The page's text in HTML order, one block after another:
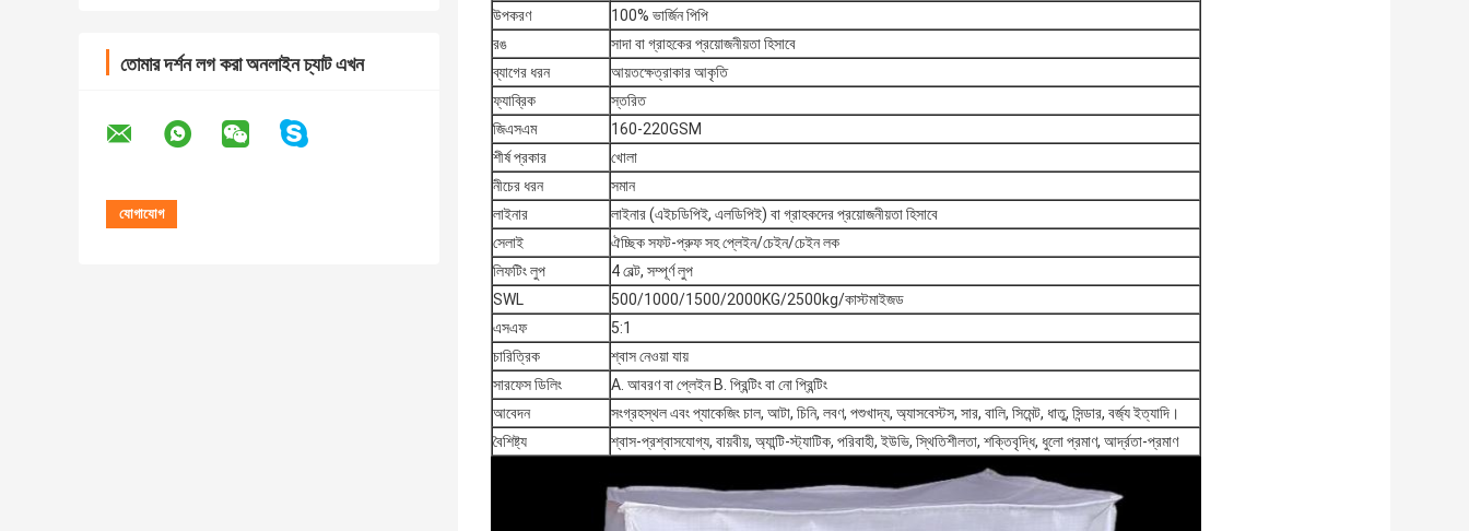
তোমার দর্শন লগ করা অনলাইন চ্যাট এখন
উপকরণ
100% ভার্জিন পিপি
রঙ
সাদা বা গ্রাহকের প্রয়োজনীয়তা হিসাবে
ব্যাগের ধরন
আয়তক্ষেত্রাকার আকৃতি
ফ্যাব্রিক
স্তরিত
জিএসএম
160-220GSM
শীর্ষ প্রকার
খোলা
নীচের ধরন
সমান
লাইনার
লাইনার (এইচডিপিই, এলডিপিই) বা গ্রাহকদের প্রয়োজনীয়তা হিসাবে
সেলাই
ঐচ্ছিক সফট-প্রুফ সহ প্লেইন/চেইন/চেইন লক
লিফটিং লুপ
4 বেল্ট, সম্পূর্ণ লুপ
SWL
500/1000/1500/2000KG/2500kg/কাস্টমাইজড
এসএফ
5:1
চারিত্রিক
শ্বাস নেওয়া যায়
সারফেস ডিলিং
A. আবরণ বা প্লেইন B. প্রিন্টিং বা নো প্রিন্টিং
আবেদন
সংগ্রহস্থল এবং প্যাকেজিং চাল, আটা, চিনি, লবণ, পশুখাদ্য, অ্যাসবেস্টস, সার, বালি, সিমেন্ট, ধাতু, সিন্ডার, বর্জ্য ইত্যাদি।
বৈশিষ্ট্য
শ্বাস-প্রশ্বাসযোগ্য, বায়বীয়, অ্যান্টি-স্ট্যাটিক, পরিবাহী, ইউভি, স্থিতিশীলতা, শক্তিবৃদ্ধি, ধুলো প্রমাণ, আর্দ্রতা-প্রমাণ